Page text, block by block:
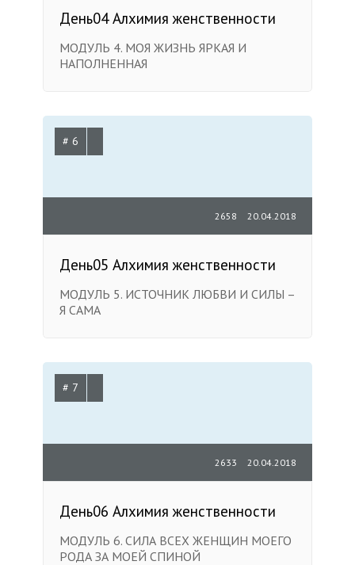
День04 Алхимия женственности
МОДУЛЬ 4. МОЯ ЖИЗНЬ ЯРКАЯ И
НАПОЛНЕННАЯ
# 6
20.04.2018
2658
День05 Алхимия женственности
МОДУЛЬ 5. ИСТОЧНИК ЛЮБВИ И СИЛЫ –
Я САМА
# 7
20.04.2018
2633
День06 Алхимия женственности
МОДУЛЬ 6. СИЛА ВСЕХ ЖЕНЩИН МОЕГО
РОДА ЗА МОЕЙ СПИНОЙ